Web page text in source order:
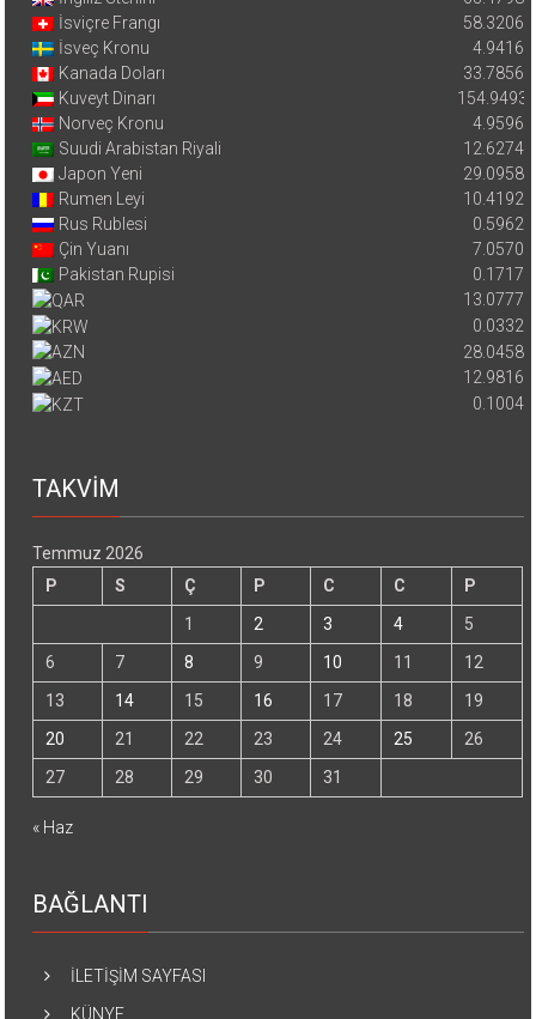
İsviçre Frangı
58.3206
İsveç Kronu
4.9416
Kanada Doları
33.7856
Kuveyt Dinarı
154.9493
Norveç Kronu
4.9596
Suudi Arabistan Riyali
12.6274
Japon Yeni
29.0958
Rumen Leyi
10.4192
Rus Rublesi
0.5962
Çin Yuanı
7.0570
Pakistan Rupisi
0.1717
13.0777
0.0332
28.0458
12.9816
0.1004
TAKVİM
Temmuz 2026
P
S Ç P C C
P
1
2 3 4
5
6
7 8 9 10 11
12
13
14 15 16 17 18
19
20
21 22 23 24 25
26
27
28 29 30 31
« Haz
BAĞLANTI
İLETİŞİM SAYFASI
KÜNYE